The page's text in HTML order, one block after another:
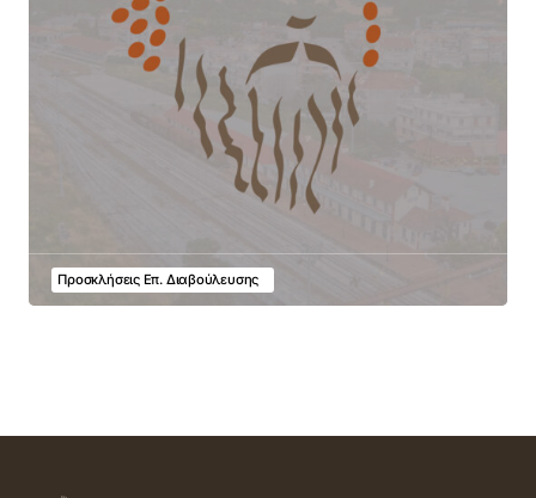
Προσκλήσεις Επ. Διαβούλευσης